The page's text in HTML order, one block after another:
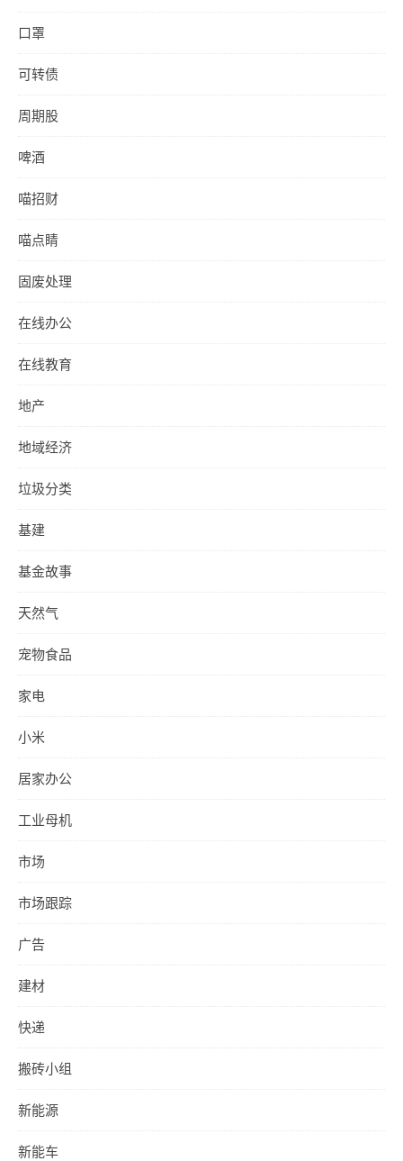
口罩
可转债
周期股
啤酒
喵招财
喵点睛
固废处理
在线办公
在线教育
地产
地域经济
垃圾分类
基建
基金故事
天然气
宠物食品
家电
小米
居家办公
工业母机
市场
市场跟踪
广告
建材
快递
搬砖小组
新能源
新能车